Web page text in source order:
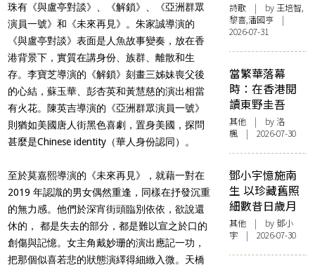
珠有《與盧亭對談》、《解鎖》、《亞洲群眾
演員一號》和《未來再見》。朱家誠導演的
《與盧亭對談》表面是人魚故事變奏，放在香
港背景下，實質在講身份、族群、離散和生
存。李寶芝導演的《解鎖》刻畫三姊妹喪父後
的心結，蘇玉華、彭杏英和黃慧慈的演出相當
有火花。陳英吉導演的《亞洲群眾演員一號》
則猶如美國唐人街黑色喜劇，置身美國，探問
甚麼是Chinese identity（華人身份認同）。
至於莫嘉熙導演的《未來再見》，就藉一對在
2019 年認識的男女偶然重逢，同樣在抒發沉重
的無力感。他們於深宵街頭臨別依依，欲說還
休的， 都是失去的部分，都是難以宣之於口的
創傷與記憶。女主角戴妙珊的演出應記一功，
把那個似喜若悲的狀態演繹得細緻入微。天橋
詩歌 | by 王培智,
黎喜,潘國亨 |
2026-07-31
當繁華落幕
時：在香港閱
讀東野圭吾
其他 | by洛
楓 | 2026-07-30
鄧小宇憶施南
生 以珍藏舊照
細數昔日歲月
其他 | by 鄧小
宇 | 2026-07-30